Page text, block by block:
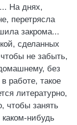
На днях,
перетрясла
закрома...
сделанных
чтобы не забыть,
без
работе, такое
литературно,
чтобы занять
нибудь